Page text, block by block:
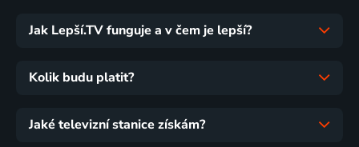
Jak Lepší.TV funguje a v čem je lepší?
Kolik budu platit?
Jaké televizní stanice získám?